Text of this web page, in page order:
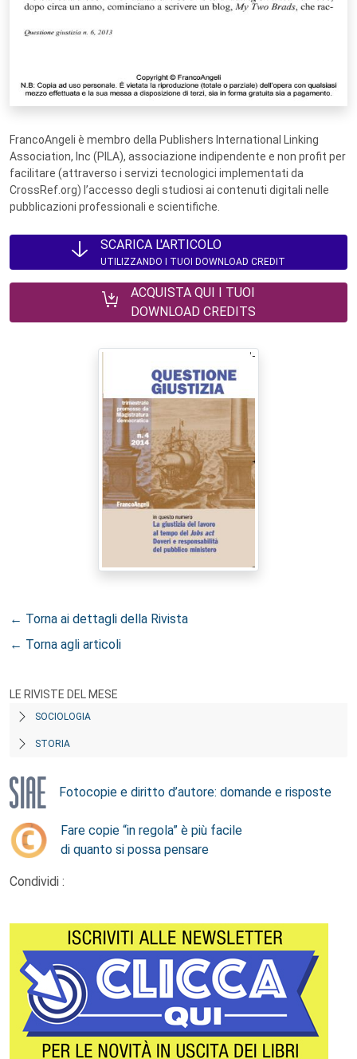
FrancoAngeli è membro della Publishers International Linking
Association, Inc (PILA), associazione indipendente e non profit per
facilitare (attraverso i servizi tecnologici implementati da
CrossRef.org) l’accesso degli studiosi ai contenuti digitali nelle
pubblicazioni professionali e scientifiche.
SCARICA L'ARTICOLO
UTILIZZANDO I TUOI DOWNLOAD CREDIT
ACQUISTA QUI I TUOI
DOWNLOAD CREDITS
← Torna ai dettagli della Rivista
← Torna agli articoli
LE RIVISTE DEL MESE
SOCIOLOGIA
STORIA
Fotocopie e diritto d’autore: domande e risposte
Fare copie “in regola” è più facile
di quanto si possa pensare
Condividi :